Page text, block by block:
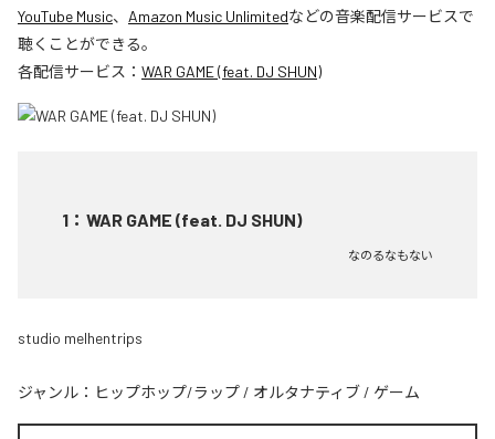
YouTube Music、 Amazon Music Unlimitedなどの音楽配信サービスで
聴くことができる。
各配信サービス： WAR GAME (feat. DJ SHUN)
1 ： WAR GAME (feat. DJ SHUN)
なのるなもない
studio melhentrips
ジャンル： ヒップホップ/ラップ / オルタナティブ / ゲーム